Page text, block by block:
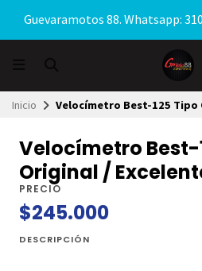
Guevaramotos 88. Whatsapp:
Inicio Velocímetro Best-125 Tipo
Velocímetro Best-
Original /
PRECIO
$245.000
DESCRIPCIÓN